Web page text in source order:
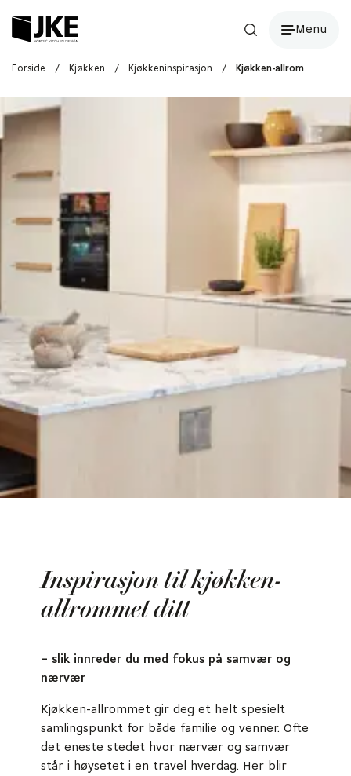
Menu
Forside / Kjøkken / Kjøkkeninspirasjon / Kjøkken-allrom
Inspirasjon til kjøkken-
allrommet ditt
– slik innreder du med fokus på samvær og
nærvær
Kjøkken-allrommet gir deg et helt spesielt
samlingspunkt for både familie og venner. Ofte
det eneste stedet hvor nærvær og samvær
står i høysetet i en travel hverdag. Her blir